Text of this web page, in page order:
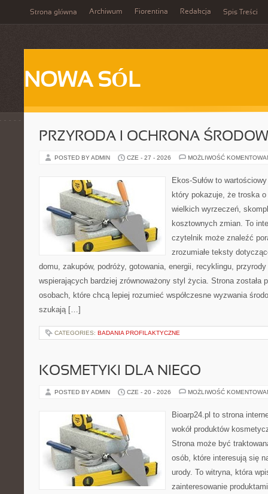
Strona główna Archiwum Fiorentina Redakcja Spis Treści
NOWA SÓL
PRZYRODA I OCHRONA
POSTED BY ADMIN CZE - 27 - 2026 MOŻLIWOŚĆ
Ekos-Sułów to
który pokazuje, że troska
wielkich wyrzeczeń,
kosztownych zmian. To
czytelnik może znaleźć
zrozumiałe teksty
domu, zakupów, podróży, gotowania, energii, recyklingu,
wspierających bardziej zrównoważony styl życia. Strona została
osobach, które chcą lepiej rozumieć współczesne wyzwania
szukają […]
CATEGORIES: BADANIA PROFILAKTYCZNE
KOSMETYKI DLA NIEGO
POSTED BY ADMIN CZE - 20 - 2026 MOŻLIWOŚĆ
Bioarp24.pl to strona
wokół produktów
Strona może być
osób, które interesują się
urody. To witryna, która
zainteresowanie